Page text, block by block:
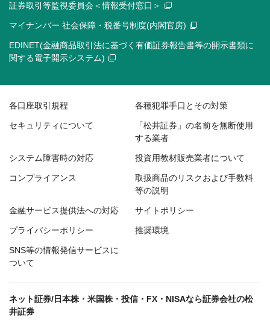
証券取引等監視委員会＜情報受付窓口＞
マイナンバー 社会保障・税番号制度(内閣官房)
EDINET(金融商品取引法に基づく有価証券報告書等の開示書類に
関する電子開示システム)
各口座取引規程 各種犯罪手口とその対策
セキュリティについて
「松井証券」の名前を無断使用
する業者
システム障害時の対応 投資用教材販売業者について
コンプライアンス
取扱商品のリスクおよび手数料
等の説明
金融サービス提供法への対応 サイトポリシー
プライバシーポリシー 推奨環境
SNS等の情報発信サービスに
ついて
ネット証券/日本株・米国株・投信・FX・NISAなら証券会社の松
井証券